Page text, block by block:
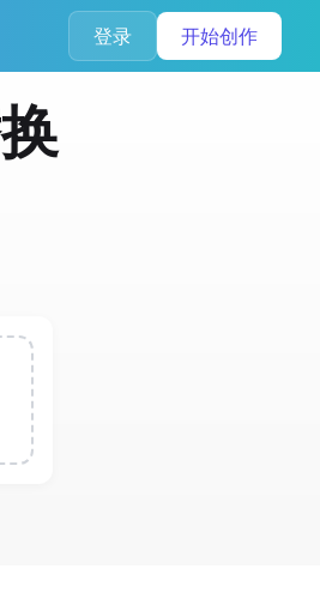
登录 开始创作